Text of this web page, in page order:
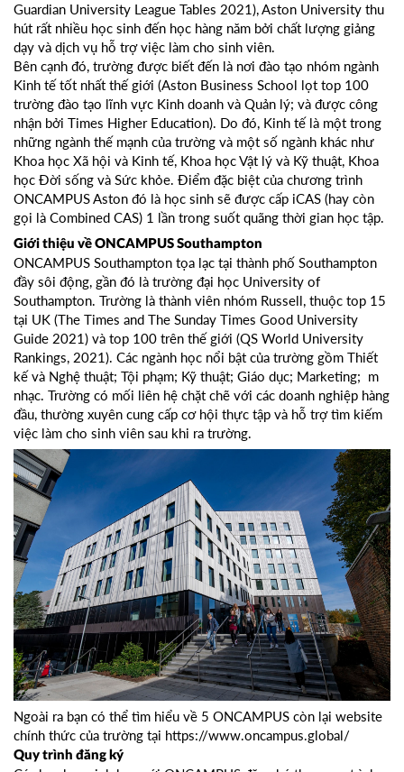
Guardian University League Tables 2021), Aston University thu
hút rất nhiều học sinh đến học hàng năm bởi chất lượng giảng
dạy và dịch vụ hỗ trợ việc làm cho sinh viên.
Bên cạnh đó, trường được biết đến là nơi đào tạo nhóm ngành
Kinh tế tốt nhất thế giới (Aston Business School lọt top 100
trường đào tạo lĩnh vực Kinh doanh và Quản lý; và được công
nhận bởi Times Higher Education). Do đó, Kinh tế là một trong
những ngành thế mạnh của trường và một số ngành khác như
Khoa học Xã hội và Kinh tế, Khoa học Vật lý và Kỹ thuật, Khoa
học Đời sống và Sức khỏe. Điểm đặc biệt của chương trình
ONCAMPUS Aston đó là học sinh sẽ được cấp iCAS (hay còn
gọi là Combined CAS) 1 lần trong suốt quãng thời gian học tập.
Giới thiệu về ONCAMPUS Southampton
ONCAMPUS Southampton tọa lạc tại thành phố Southampton
đầy sôi động, gần đó là trường đại học University of
Southampton. Trường là thành viên nhóm Russell, thuộc top 15
tại UK (The Times and The Sunday Times Good University
Guide 2021) và top 100 trên thế giới (QS World University
Rankings, 2021). Các ngành học nổi bật của trường gồm Thiết
kế và Nghệ thuật; Tội phạm; Kỹ thuật; Giáo dục; Marketing; m
nhạc. Trường có mối liên hệ chặt chẽ với các doanh nghiệp hàng
đầu, thường xuyên cung cấp cơ hội thực tập và hỗ trợ tìm kiếm
việc làm cho sinh viên sau khi ra trường.
Ngoài ra bạn có thể tìm hiểu về 5 ONCAMPUS còn lại website
chính thức của trường tại https://www.oncampus.global/
Quy trình đăng ký